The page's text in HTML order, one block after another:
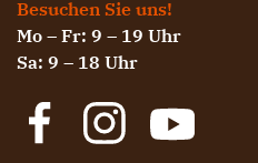
Besuchen Sie uns!
Mo – Fr: 9 – 19 Uhr
Sa: 9 – 18 Uhr